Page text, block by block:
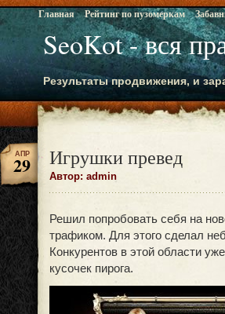
SeoKot - вся
Результаты продвижения, и
Главная Рейтинг по пузомеркам
Игрушки превед
Автор: admin
АПР
29
Решил попробовать себя на
трафиком. Для этого сделал
Конкурентов в этой области
кусочек пирога.